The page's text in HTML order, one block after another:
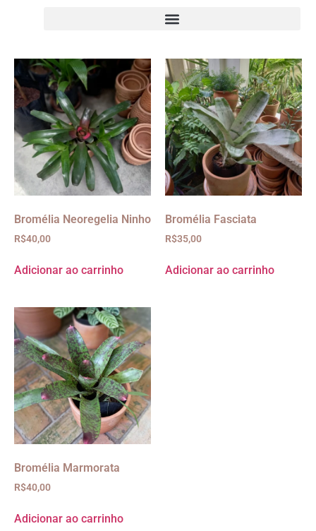
Bromélia Neoregelia Ninho
R$40,00
Adicionar ao carrinho
Bromélia Fasciata
R$35,00
Adicionar ao carrinho
Bromélia Marmorata
R$40,00
Adicionar ao carrinho